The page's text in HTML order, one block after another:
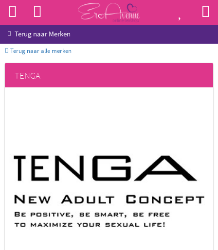
Terug naarMerken
Terug naar alle merken
TENGA